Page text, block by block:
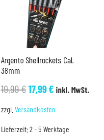
Argento Shellrockets Cal.
38mm
19,99€Ursprünglicher
19,99 €
17,99€Aktueller
17,99 €.
inkl. MwSt.
zzgl. Versandkosten
Lieferzeit:2 - 5 Werktage